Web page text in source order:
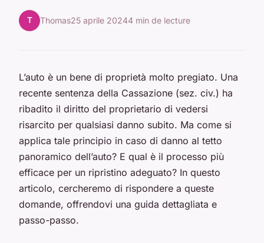
T Thomas25 aprile 20244 min de lecture
L’auto è un bene di proprietà molto pregiato. Una
recente sentenza della Cassazione (sez. civ.) ha
ribadito il diritto del proprietario di vedersi
risarcito per qualsiasi danno subito. Ma come si
applica tale principio in caso di danno al tetto
panoramico dell’auto? E qual è il processo più
efficace per un ripristino adeguato? In questo
articolo, cercheremo di rispondere a queste
domande, offrendovi una guida dettagliata e
passo-passo.